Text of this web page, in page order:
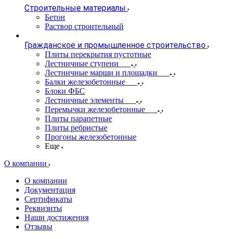
Строительные материалы
Бетон
Раствор строительный
Гражданское и промышленное строительство
Плиты перекрытия пустотные
Лестничные ступени
Лестничные марши и площадки
Балки железобетонные
Блоки ФБС
Лестничные элементы
Перемычки железобетонные
Плиты парапетные
Плиты ребристые
Прогоны железобетонные
Еще
О компании
О компании
Документация
Сертификаты
Реквизиты
Наши достижения
Отзывы